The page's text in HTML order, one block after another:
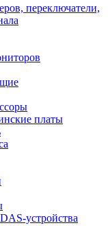
переключатели,
платы
устройства